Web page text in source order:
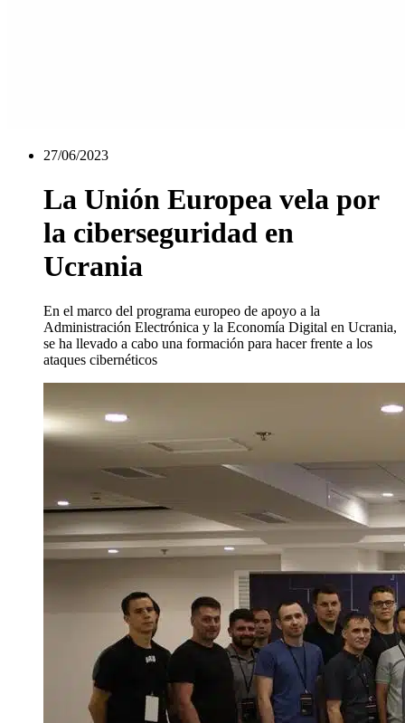
27/06/2023
La Unión Europea vela por
la ciberseguridad en
Ucrania
En el marco del programa europeo de apoyo a la
Administración Electrónica y la Economía Digital en Ucrania,
se ha llevado a cabo una formación para hacer frente a los
ataques cibernéticos